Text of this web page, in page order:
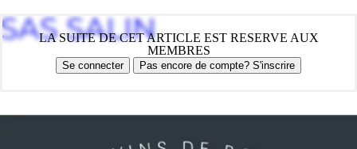
LA SUITE DE CET ARTICLE EST RESERVE AUX
MEMBRES
Se connecter Pas encore de compte? S'inscrire
SAS SALIN